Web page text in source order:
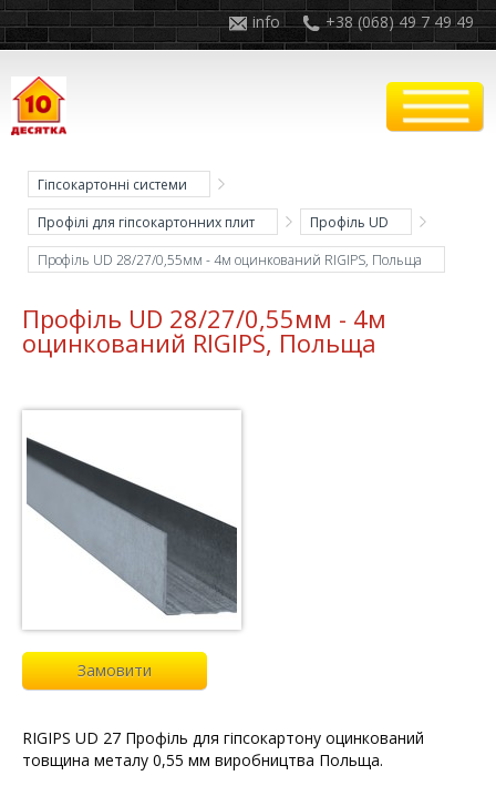
+38 (068) 49 7 49 49
info
Гіпсокартонні системи
Профілі для гіпсокартонних плит
Профіль UD
Профіль UD 28/27/0,55мм - 4м оцинкований RIGIPS, Польща
Профіль UD 28/27/0,55мм - 4м
оцинкований RIGIPS, Польща
Замовити
RIGIPS UD 27 Профіль для гіпсокартону оцинкований
товщина металу 0,55 мм виробництва Польща.